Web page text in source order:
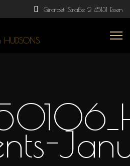
Girardet Straße 2 45131 Essen